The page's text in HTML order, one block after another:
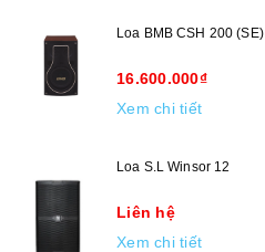
Loa BMB CSH 200 (SE)
16.600.000₫
Xem chi tiết
Loa S.L Winsor 12
Liên hệ
Xem chi tiết